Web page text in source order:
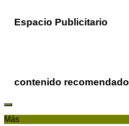
Espacio Publicitario
contenido recomendado
Más